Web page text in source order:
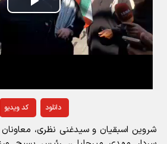
Play
Video
کد ویدیو دانلود
شروین اسبقیان و سیدغنی نظری،